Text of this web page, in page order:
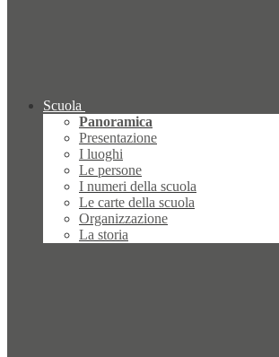
Scuola
Panoramica
Presentazione
I luoghi
Le persone
I numeri della scuola
Le carte della scuola
Organizzazione
La storia